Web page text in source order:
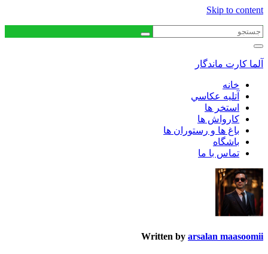
Skip to content
آلما کارت ماندگار
خانه
آتليه عكاسي
استخر ها
كارواش ها
باغ ها و رستوران ها
باشگاه
تماس با ما
Written by arsalan maasoomii